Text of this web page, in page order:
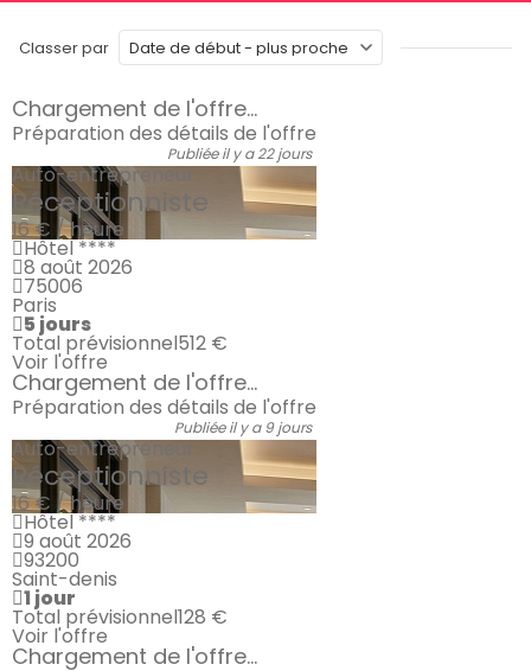
Classer par
Chargement de l'offre...
Préparation des détails de l'offre
Publiée il y a 22 jours
Auto-entrepreneur
Réceptionniste
16 € / heure
Hôtel ****
8 août 2026
75006
Paris
5 jours
Total prévisionnel512 €
Voir l'offre
Chargement de l'offre...
Préparation des détails de l'offre
Publiée il y a 9 jours
Auto-entrepreneur
Réceptionniste
16 € / heure
Hôtel ****
9 août 2026
93200
Saint-denis
1 jour
Total prévisionnel128 €
Voir l'offre
Chargement de l'offre...